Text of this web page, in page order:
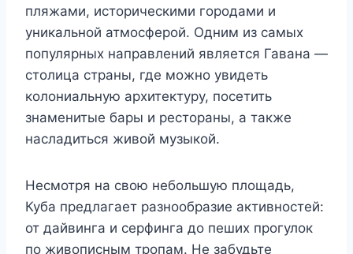
пляжами, историческими городами и
уникальной атмосферой. Одним из самых
популярных направлений является Гавана —
столица страны, где можно увидеть
колониальную архитектуру, посетить
знаменитые бары и рестораны, а также
насладиться живой музыкой.
Несмотря на свою небольшую площадь,
Куба предлагает разнообразие активностей:
от дайвинга и серфинга до пеших прогулок
по живописным тропам. Не забудьте